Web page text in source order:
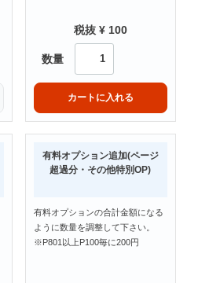
税抜 ¥ 100
数量
カートに入れる
有料オプション追加(ページ
超過分・その他特別OP)
有料オプションの合計金額になる
ように数量を調整して下さい。
※P801以上P100毎に200円